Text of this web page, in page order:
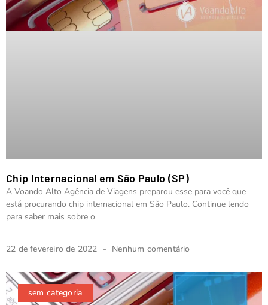
Chip Internacional em São Paulo (SP)
A Voando Alto Agência de Viagens preparou esse para você que
está procurando chip internacional em São Paulo. Continue lendo
para saber mais sobre o
22 de fevereiro de 2022 Nenhum comentário
sem categoria